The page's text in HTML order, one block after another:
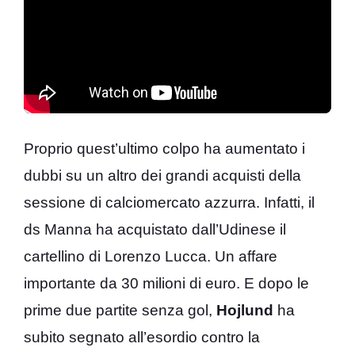
Proprio quest’ultimo colpo ha aumentato i
dubbi su un altro dei grandi acquisti della
sessione di calciomercato azzurra. Infatti, il
ds Manna ha acquistato dall’Udinese il
cartellino di Lorenzo Lucca. Un affare
importante da 30 milioni di euro. E dopo le
prime due partite senza gol, Hojlund ha
subito segnato all’esordio contro la